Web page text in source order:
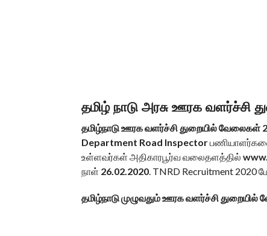
தமிழ் நாடு அரசு ஊரக வளர்ச்சி
தமிழ்நாடு ஊரக வளர்ச்சி துறையில் வேலைகள்
Department Road Inspectorபணியாளர்களை
உள்ளவர்கள் அதிகாரபூர்வ வலைதளத்தில்
நாள் 26.02.2020. TNRD Recruitment
தமிழ்நாடு முழுவதும் ஊரக வளர்ச்சி